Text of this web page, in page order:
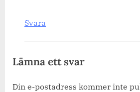
Svara
Lämna ett svar
Din e-postadress kommer inte